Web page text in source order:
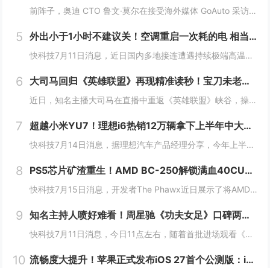
前阵子，奥迪 CTO 鲁文·莫尔在接受海外媒体 GoAuto 采访中说了一句： 一款车型就能满足全球需求的时代，已经过去了。中国特供车 好像要把全球车淘汰了！这句话我觉得说的很对，但不知道是他本人还是媒体的转述出了偏差，反正后面听起来就挺...
5 外出小于1小时不建议关！空调重启一次耗的电 相当于连续开30分钟
快科技7月11日消息，近日国内多地接连遭遇持续极端高温，连日炙烤的晴热天气下，空调成了绝大多数家庭消暑纳凉的刚需家电，日常使用时长被拉到全年峰值。针对不少人短时间外出就随手关掉空调的习惯，相关家电领域的专家特意给出了更合理的用能建议，如果外...
6 大司马回归《英雄联盟》再现精准读秒！宝刀未老惊到小司马
近日，知名主播大司马在直播中重返《英雄联盟》峡谷，操刀皇子进行排位对局。在比赛过程中，他再次展现了曾经让玩家津津乐道的招牌技巧——“精准读秒”，凭借经验判断在没有任何视野信息的情况下，准确预判敌方打野剑圣的位置，引发直播间热议。大司马回归《...
7 超越小米YU7！理想i6热销12万辆拿下上半年中大型SUV销冠
快科技7月14日消息，据理想汽车产品经理分享，今年上半年，理想i6销量已突破12万辆，成功超越小米YU7、方程豹钛7拿下中大型SUV榜冠军。作为理想推出的第三款纯电车，i6确实承担着重担，同时也不负使命，连续3个月月销破2万台，是20万几仅...
8 PS5芯片矿渣重生！AMD BC-250解锁满血40CU：流畅跑3A
快科技7月15日消息，开发者The Phawx近日展示了将AMD BC-250矿机主板改装成Linux游戏PC的完整方案，总成本约250美元。通过Linux内核补丁解锁隐藏的全部40个计算单元后，BC-250能在1080p分辨率下流畅运行多...
9 知名主持人喷好难看！周星驰《功夫女足》口碑两极分化：有人力挺 有人吐槽烂片
快科技7月11日消息，今日11点左右，随着首批进场观看《功夫女足》的观众陆续散场走出影院，对应影片评价的相关内容就立刻铺满了各大社交平台，好看、无厘头笑点密集、热血够劲儿这类正向反馈率先刷出了很高的热度。和满屏好评同步冒头的，是大量指向性极...
10 流畅度大提升！苹果正式发布iOS 27首个公测版：iPhone 11及以上都能升级